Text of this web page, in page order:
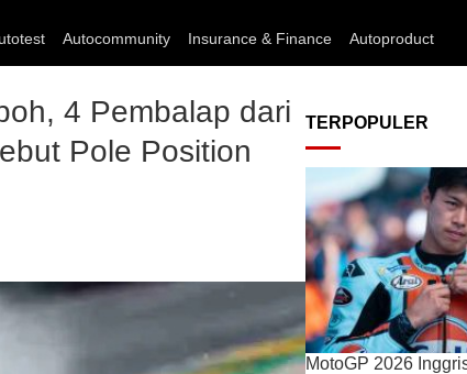
Autocommunity Insurance & Finance Autoproduct
4 Pembalap dari
Pole Position
TERPOPULER
MotoGP 2026